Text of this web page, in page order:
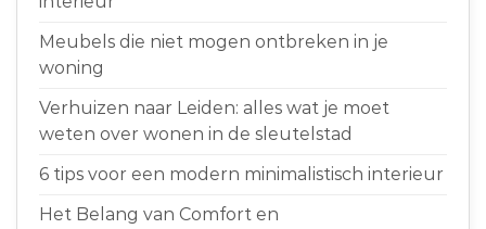
Meubels die niet mogen ontbreken in je
woning
Verhuizen naar Leiden: alles wat je moet
weten over wonen in de sleutelstad
6 tips voor een modern minimalistisch interieur
Het Belang van Comfort en